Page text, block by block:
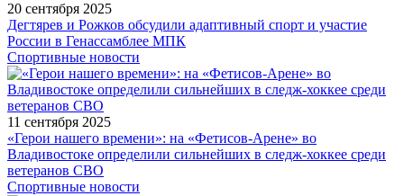
20 сентября 2025
Дегтярев и Рожков обсудили адаптивный спорт и участие
России в Генассамблее МПК
Спортивные новости
11 сентября 2025
«Герои нашего времени»: на «Фетисов-Арене» во
Владивостоке определили сильнейших в следж-хоккее среди
ветеранов СВО
Спортивные новости